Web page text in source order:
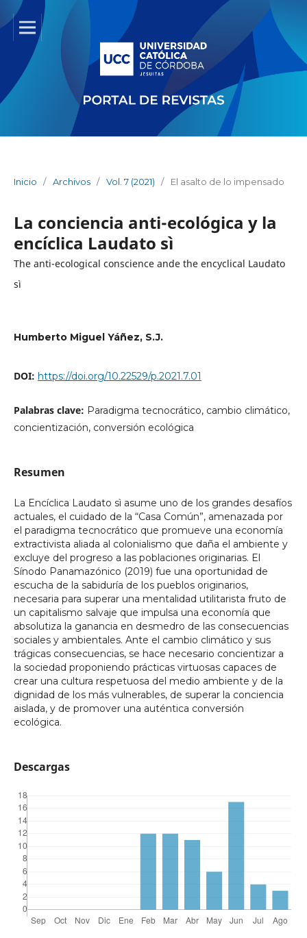
Inicio / Archivos / Vol. 7 (2021) / El asalto de lo impensado
La conciencia anti-ecológica y la
encíclica Laudato sì
The anti-ecological conscience ande the encyclical Laudato
sì
Humberto Miguel Yáñez, S.J.
DOI: https://doi.org/10.22529/p.2021.7.01
Palabras clave: Paradigma tecnocrático, cambio climático,
concientización, conversión ecológica
Resumen
La Encíclica Laudato sì asume uno de los grandes desafíos
actuales, el cuidado de la “Casa Común”, amenazada por
el paradigma tecnocrático que promueve una economía
extractivista aliada al colonialismo que daña el ambiente y
excluye del progreso a las poblaciones originarias. El
Sínodo Panamazónico (2019) fue una oportunidad de
escucha de la sabiduría de los pueblos originarios,
necesaria para superar una mentalidad utilitarista fruto de
un capitalismo salvaje que impulsa una economía que
absolutiza la ganancia en desmedro de las consecuencias
sociales y ambientales. Ante el cambio climático y sus
trágicas consecuencias, se hace necesario concientizar a
la sociedad proponiendo prácticas virtuosas capaces de
crear una cultura respetuosa del medio ambiente y de la
dignidad de los más vulnerables, de superar la conciencia
aislada, y de promover una auténtica conversión
ecológica.
Descargas